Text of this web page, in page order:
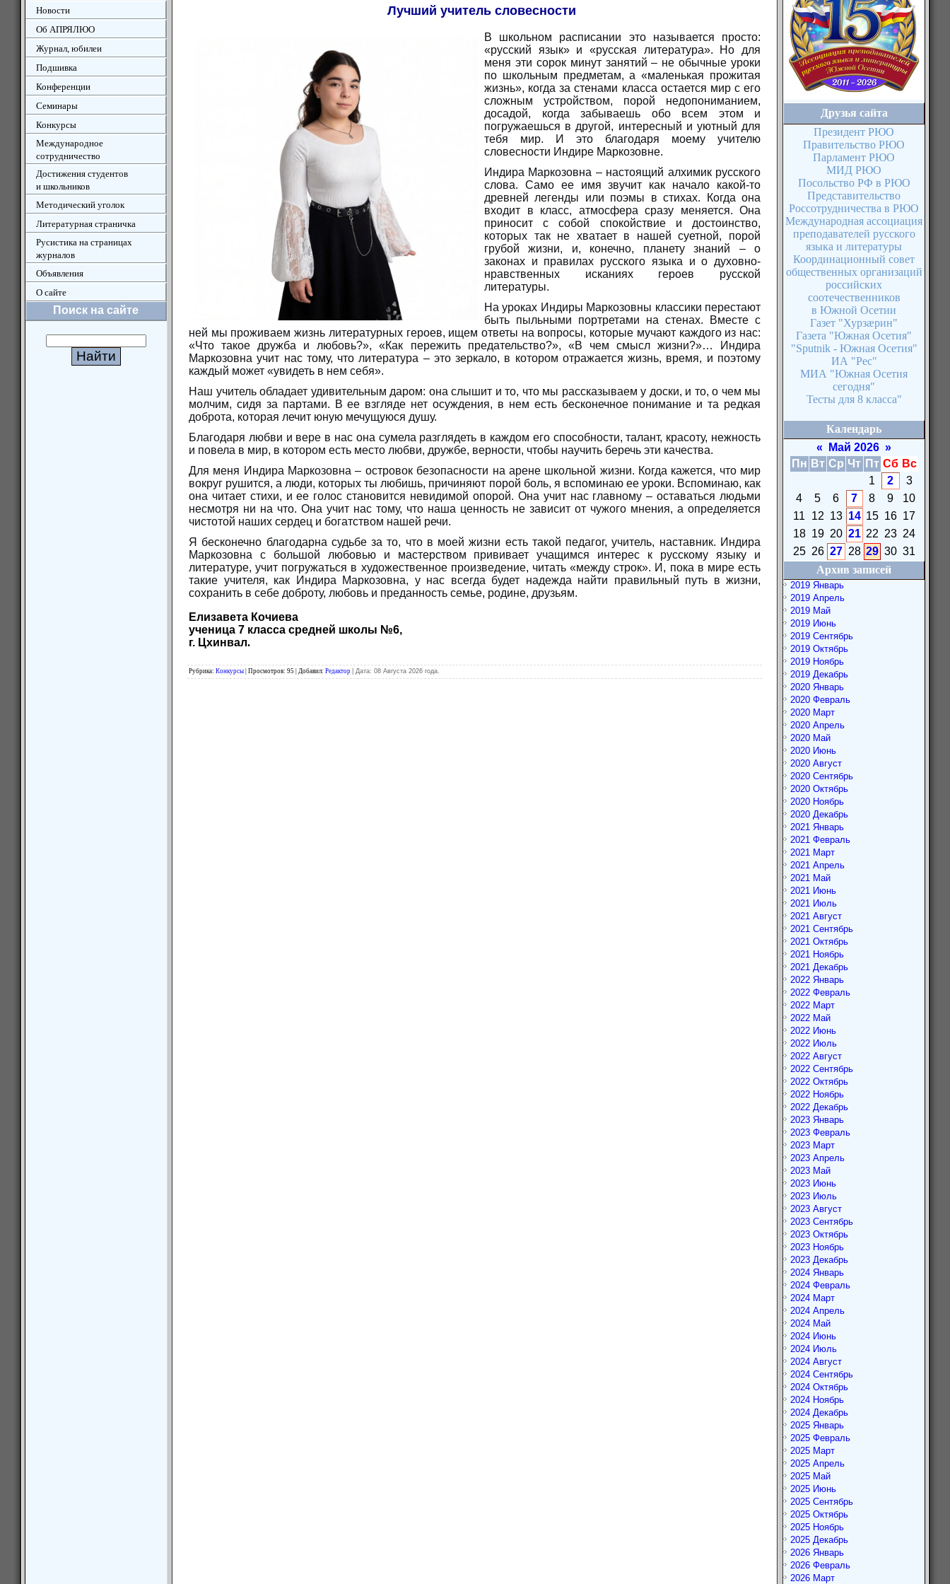
Новости
Об АПРЯЛЮО
Журнал, юбилеи
Подшивка
Конференции
Семинары
Конкурсы
Международное
сотрудничество
Достижения студентов
и школьников
Методический уголок
Литературная страничка
Русистика на страницах
журналов
Объявления
О сайте
Поиск на сайте
Лучший учитель словесности
В школьном расписании это называется просто:
«русский язык» и «русская литература». Но для
меня эти сорок минут занятий – не обычные уроки
по школьным предметам, а «маленькая прожитая
жизнь», когда за стенами класса остается мир с его
сложным устройством, порой недопониманием,
досадой, когда забываешь обо всем этом и
погружаешься в другой, интересный и уютный для
тебя мир. И это благодаря моему учителю
словесности Индире Маркозовне.
Индира Маркозовна – настоящий алхимик русского
слова. Само ее имя звучит как начало какой-то
древней легенды или поэмы в стихах. Когда она
входит в класс, атмосфера сразу меняется. Она
приносит с собой спокойствие и достоинство,
которых так не хватает в нашей суетной, порой
грубой жизни, и, конечно, планету знаний – о
законах и правилах русского языка и о духовно-
нравственных исканиях героев русской
литературы.
На уроках Индиры Маркозовны классики перестают
быть пыльными портретами на стенах. Вместе с
ней мы проживаем жизнь литературных героев, ищем ответы на вопросы, которые мучают каждого из нас:
«Что такое дружба и любовь?», «Как пережить предательство?», «В чем смысл жизни?»… Индира
Маркозовна учит нас тому, что литература – это зеркало, в котором отражается жизнь, время, и поэтому
каждый может «увидеть в нем себя».
Наш учитель обладает удивительным даром: она слышит и то, что мы рассказываем у доски, и то, о чем мы
молчим, сидя за партами. В ее взгляде нет осуждения, в нем есть бесконечное понимание и та редкая
доброта, которая лечит юную мечущуюся душу.
Благодаря любви и вере в нас она сумела разглядеть в каждом его способности, талант, красоту, нежность
и повела в мир, в котором есть место любви, дружбе, верности, чтобы научить беречь эти качества.
Для меня Индира Маркозовна – островок безопасности на арене школьной жизни. Когда кажется, что мир
вокруг рушится, а люди, которых ты любишь, причиняют порой боль, я вспоминаю ее уроки. Вспоминаю, как
она читает стихи, и ее голос становится невидимой опорой. Она учит нас главному – оставаться людьми
несмотря ни на что. Она учит нас тому, что наша ценность не зависит от чужого мнения, а определяется
чистотой наших сердец и богатством нашей речи.
Я бесконечно благодарна судьбе за то, что в моей жизни есть такой педагог, учитель, наставник. Индира
Маркозовна с большой любовью и мастерством прививает учащимся интерес к русскому языку и
литературе, учит погружаться в художественное произведение, читать «между строк». И, пока в мире есть
такие учителя, как Индира Маркозовна, у нас всегда будет надежда найти правильный путь в жизни,
сохранить в себе доброту, любовь и преданность семье, родине, друзьям.
Елизавета Кочиева
ученица 7 класса средней школы №6,
г. Цхинвал.
Рубрика: Конкурсы Просмотров: 95 Добавил: Редактор | Дата: 08 Августа 2026 года.
Друзья сайта
Президент РЮО
Правительство РЮО
Парламент РЮО
МИД РЮО
Посольство РФ в РЮО
Представительство
Россотрудничества в РЮО
Международная ассоциация
преподавателей русского
языка и литературы
Координационный совет
общественных организаций
российских
соотечественников
в Южной Осетии
Газет "Хурзæрин"
Газета "Южная Осетия"
"Sputnik - Южная Осетия"
ИА "Рес"
МИА "Южная Осетия
сегодня"
Тесты для 8 класса"
Календарь
«
Май 2026 »
Пн Вт Ср Чт Пт Сб Вс
1
2
3
4
5 6 7 8 9
10
11
12 13 14 15 16 17
18 19 20 21 22 23 24
25 26 27 28 29 30 31
Архив записей
2019 Январь
2019 Апрель
2019 Май
2019 Июнь
2019 Сентябрь
2019 Октябрь
2019 Ноябрь
2019 Декабрь
2020 Январь
2020 Февраль
2020 Март
2020 Апрель
2020 Май
2020 Июнь
2020 Август
2020 Сентябрь
2020 Октябрь
2020 Ноябрь
2020 Декабрь
2021 Январь
2021 Февраль
2021 Март
2021 Апрель
2021 Май
2021 Июнь
2021 Июль
2021 Август
2021 Сентябрь
2021 Октябрь
2021 Ноябрь
2021 Декабрь
2022 Январь
2022 Февраль
2022 Март
2022 Май
2022 Июнь
2022 Июль
2022 Август
2022 Сентябрь
2022 Октябрь
2022 Ноябрь
2022 Декабрь
2023 Январь
2023 Февраль
2023 Март
2023 Апрель
2023 Май
2023 Июнь
2023 Июль
2023 Август
2023 Сентябрь
2023 Октябрь
2023 Ноябрь
2023 Декабрь
2024 Январь
2024 Февраль
2024 Март
2024 Апрель
2024 Май
2024 Июнь
2024 Июль
2024 Август
2024 Сентябрь
2024 Октябрь
2024 Ноябрь
2024 Декабрь
2025 Январь
2025 Февраль
2025 Март
2025 Апрель
2025 Май
2025 Июнь
2025 Сентябрь
2025 Октябрь
2025 Ноябрь
2025 Декабрь
2026 Январь
2026 Февраль
2026 Март